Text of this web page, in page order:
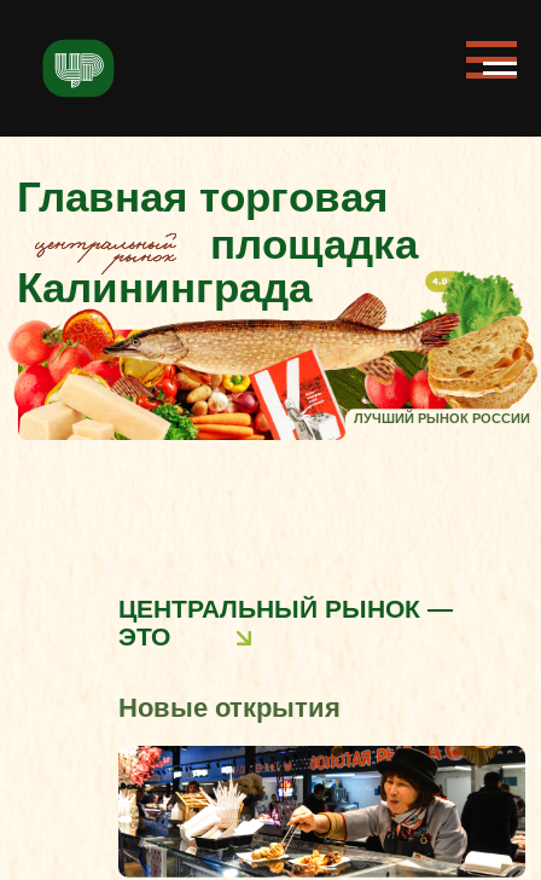
ЛУЧШИЙ РЫНОК РОССИИ
Калининграда
Главная торговая
ЦЕНТРАЛЬНЫЙ РЫНОК —
Сервис
Вcе в одном